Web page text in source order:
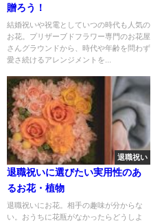
贈ろう！
結婚祝いや祝電としていつの時代も人気の
お花。プリザーブドフラワー専門のお花屋
さんグラウンドから、時代や年齢を問わず
愛さ続けるアレンジメントを...
退職祝い
退職祝いに選びたい実用性のあ
るお花・植物
退職祝いにお花。相手の趣味が分からな
い。おうちに花瓶がなかったらどうしよ